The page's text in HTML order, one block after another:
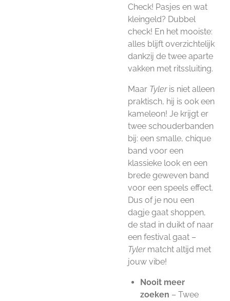
Check! Pasjes en wat
kleingeld? Dubbel
check! En het mooiste:
alles blijft overzichtelijk
dankzij de twee aparte
vakken met ritssluiting.
Maar Tyleris niet alleen
praktisch, hij is ook een
kameleon! Je krijgt er
twee schouderbanden
bij: een smalle, chique
band voor een
klassieke look en een
brede geweven band
voor een speels effect.
Dus of je nou een
dagje gaat shoppen,
de stad in duikt of naar
een festival gaat –
Tylermatcht altijd met
jouw vibe!
Nooit meer
zoeken – Twee